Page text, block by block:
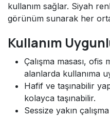
kullanım sağlar. Siyah
görünüm sunarak her
Kullanım
Çalışma masası, ofis
alanlarda kullanıma
Hafif ve taşınabilir
kolayca taşınabilir.
Sessize yakın